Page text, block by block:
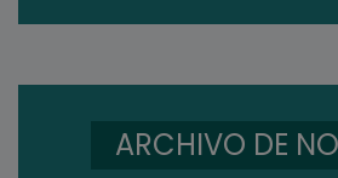
ARCHIVO DE